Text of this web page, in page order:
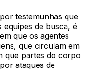
testemunhas que
de busca, é
que os agentes
que circulam em
que partes do corpo
ataques de